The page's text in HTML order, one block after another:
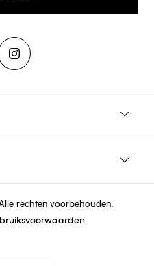
rechten voorbehouden.